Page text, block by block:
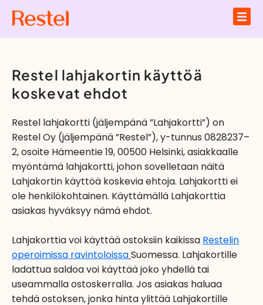
Restel lahjakortin käyttöä
koskevat ehdot
Restel lahjakortti (jäljempänä ”Lahjakortti”) on
Restel Oy (jäljempänä ”Restel”), y-tunnus 0828237–
2, osoite Hämeentie 19, 00500 Helsinki, asiakkaalle
myöntämä lahjakortti, johon sovelletaan näitä
Lahjakortin käyttöä koskevia ehtoja. Lahjakortti ei
ole henkilökohtainen. Käyttämällä Lahjakorttia
asiakas hyväksyy nämä ehdot.
Lahjakorttia voi käyttää ostoksiin kaikissa Restelin
operoimissa ravintoloissa Suomessa. Lahjakortille
ladattua saldoa voi käyttää joko yhdellä tai
useammalla ostoskerralla. Jos asiakas haluaa
tehdä ostoksen, jonka hinta ylittää Lahjakortille